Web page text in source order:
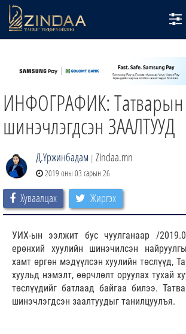
ТВ8
ӨГЛӨӨНИЙ СОНИН
ИНФОГРАФИК: Татварын
шинэчлэгдсэн ЗААЛТУУД
Д.Үржинбадам | Zindaa.mn
2019 оны 03 сарын 26
Хуваалцах Жиргэх
УИХ-ын ээлжит бус чуулганаар /
ерөнхий хуулийн шинэчилсэн
хамт өргөн мэдүүлсэн хуулийн төслүүд,
хуульд нэмэлт, өөрчлөлт оруулах тухай
төслүүдийг батлаад байгаа билээ.
шинэчлэгдсэн заалтуудыг танилцуулъя.